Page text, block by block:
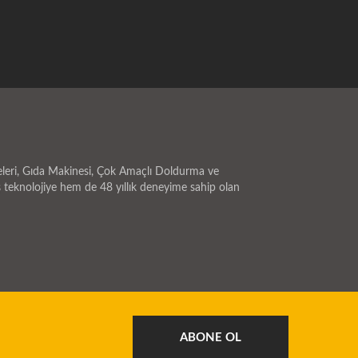
Gıda Makinesi, Çok Amaçlı Doldurma ve
hem de 48 yıllık deneyime sahip olan
ABONE OL